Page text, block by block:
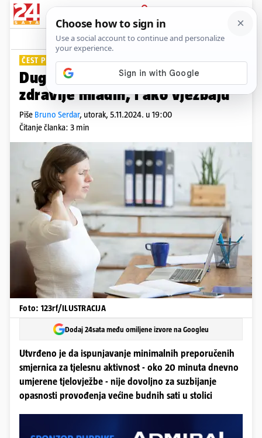
PRIJAVA
Lifestyle Komentari
ČEST PROBLEM
Dugotrajno sjedenje sabotira
zdravlje mladih, i ako vježbaju
Piše Bruno Serdar, utorak, 5.11.2024. u 19:00
Čitanje članka: 3 min
Foto: 123rf/ILUSTRACIJA
Dodaj 24sata među omiljene izvore na Googleu
Utvrđeno je da ispunjavanje minimalnih preporučenih
smjernica za tjelesnu aktivnost - oko 20 minuta dnevno
umjerene tjelovježbe - nije dovoljno za suzbijanje
opasnosti provođenja većine budnih sati u stolici